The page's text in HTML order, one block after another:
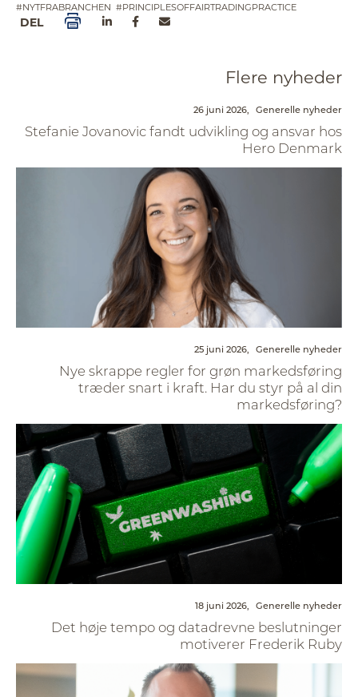
#NYTFRABRANCHEN #PRINCIPLESOFFAIRTRADINGPRACTICE
DEL
Flere nyheder
26 juni 2026, Generelle nyheder
Stefanie Jovanovic fandt udvikling og ansvar hos
Hero Denmark
25 juni 2026, Generelle nyheder
Nye skrappe regler for grøn markedsføring
træder snart i kraft. Har du styr på al din
markedsføring?
18 juni 2026, Generelle nyheder
Det høje tempo og datadrevne beslutninger
motiverer Frederik Ruby